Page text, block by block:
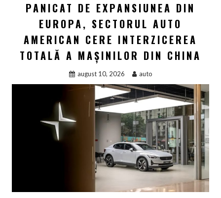
PANICAT DE EXPANSIUNEA DIN
EUROPA, SECTORUL AUTO
AMERICAN CERE INTERZICEREA
TOTALĂ A MAȘINILOR DIN CHINA
august 10, 2026 auto